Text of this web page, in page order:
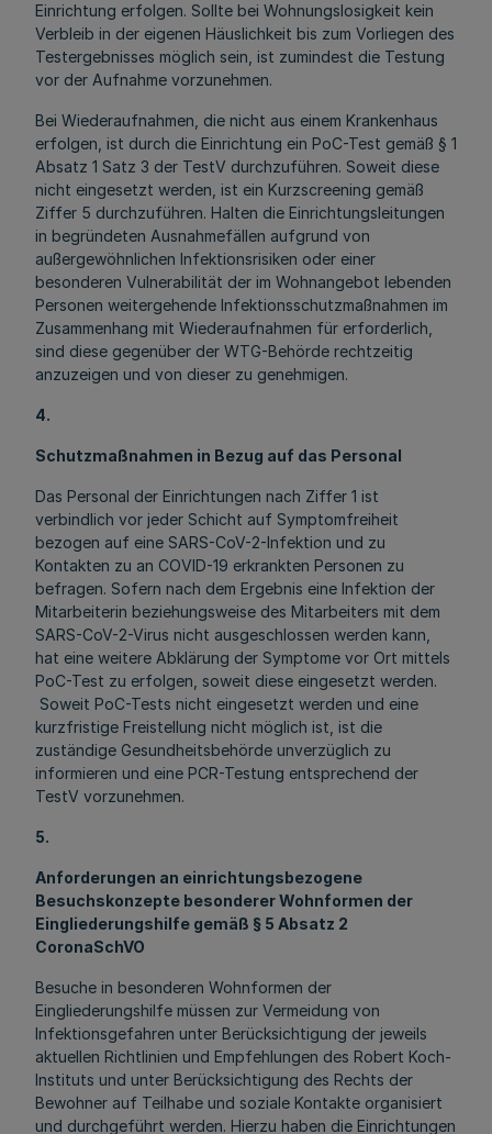
Einrichtung erfolgen. Sollte bei Wohnungslosigkeit kein
Verbleib in der eigenen Häuslichkeit bis zum Vorliegen des
Testergebnisses möglich sein, ist zumindest die Testung
vor der Aufnahme vorzunehmen.
Bei Wiederaufnahmen, die nicht aus einem Krankenhaus
erfolgen, ist durch die Einrichtung ein PoC-Test gemäß § 1
Absatz 1 Satz 3 der TestV durchzuführen. Soweit diese
nicht eingesetzt werden, ist ein Kurzscreening gemäß
Ziffer 5 durchzuführen. Halten die Einrichtungsleitungen
in begründeten Ausnahmefällen aufgrund von
außergewöhnlichen Infektionsrisiken oder einer
besonderen Vulnerabilität der im Wohnangebot lebenden
Personen weitergehende Infektionsschutzmaßnahmen im
Zusammenhang mit Wiederaufnahmen für erforderlich,
sind diese gegenüber der WTG-Behörde rechtzeitig
anzuzeigen und von dieser zu genehmigen.
4.
Schutzmaßnahmen in Bezug auf das Personal
Das Personal der Einrichtungen nach Ziffer 1 ist
verbindlich vor jeder Schicht auf Symptomfreiheit
bezogen auf eine SARS-CoV-2-Infektion und zu
Kontakten zu an COVID-19 erkrankten Personen zu
befragen. Sofern nach dem Ergebnis eine Infektion der
Mitarbeiterin beziehungsweise des Mitarbeiters mit dem
SARS-CoV-2-Virus nicht ausgeschlossen werden kann,
hat eine weitere Abklärung der Symptome vor Ort mittels
PoC-Test zu erfolgen, soweit diese eingesetzt werden.
Soweit PoC-Tests nicht eingesetzt werden und eine
kurzfristige Freistellung nicht möglich ist, ist die
zuständige Gesundheitsbehörde unverzüglich zu
informieren und eine PCR-Testung entsprechend der
TestV vorzunehmen.
5.
Anforderungen an einrichtungsbezogene
Besuchskonzepte besonderer Wohnformen der
Eingliederungshilfe gemäß § 5 Absatz 2
CoronaSchVO
Besuche in besonderen Wohnformen der
Eingliederungshilfe müssen zur Vermeidung von
Infektionsgefahren unter Berücksichtigung der jeweils
aktuellen Richtlinien und Empfehlungen des Robert Koch-
Instituts und unter Berücksichtigung des Rechts der
Bewohner auf Teilhabe und soziale Kontakte organisiert
und durchgeführt werden. Hierzu haben die Einrichtungen